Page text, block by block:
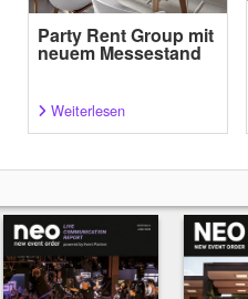
Party Rent Group mit
neuem Messestand
Weiterlesen